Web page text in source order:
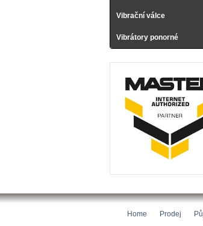
Vibrační válce
Vibrátory ponorné
Home Prodej